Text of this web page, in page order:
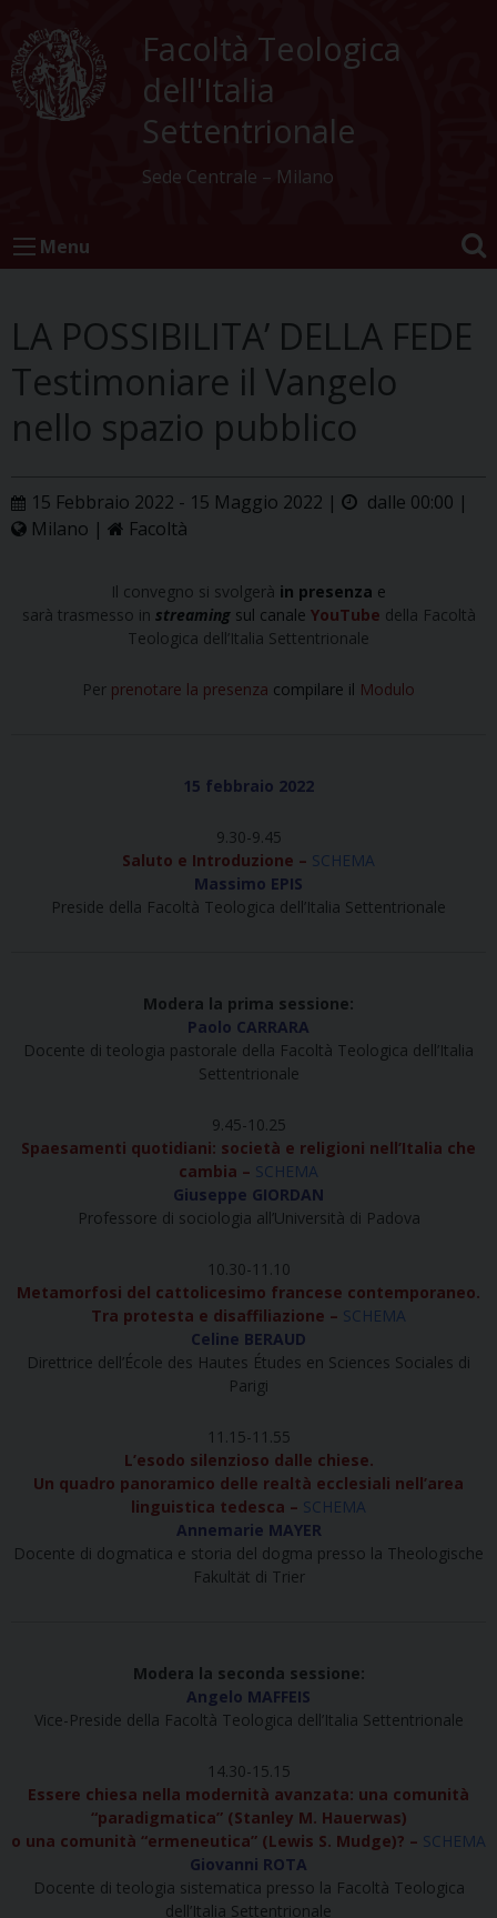
content
Facoltà Teologica
dell'Italia
Settentrionale
Sede Centrale – Milano
Menu
LA POSSIBILITA’ DELLA FEDE
Testimoniare il Vangelo
nello spazio pubblico
15 Febbraio 2022 - 15 Maggio 2022 |
dalle 00:00 |
Milano |
Facoltà
Il convegno si svolgerà in presenza e
sarà trasmesso in streaming sul canale YouTube della Facoltà
Teologica dell’Italia Settentrionale
Per prenotare la presenza compilare il Modulo
15 febbraio 2022
9.30-9.45
Saluto e Introduzione – SCHEMA
Massimo EPIS
Preside della Facoltà Teologica dell’Italia Settentrionale
Modera la prima sessione:
Paolo CARRARA
Docente di teologia pastorale della Facoltà Teologica dell’Italia
Settentrionale
9.45-10.25
Spaesamenti quotidiani: società e religioni nell’Italia che
cambia – SCHEMA
Giuseppe GIORDAN
Professore di sociologia all’Università di Padova
10.30-11.10
Metamorfosi del cattolicesimo francese contemporaneo.
Tra protesta e disaffiliazione – SCHEMA
Celine BERAUD
Direttrice dell’École des Hautes Études en Sciences Sociales di
Parigi
11.15-11.55
L’esodo silenzioso dalle chiese.
Un quadro panoramico delle realtà ecclesiali nell’area
linguistica tedesca – SCHEMA
Annemarie MAYER
Docente di dogmatica e storia del dogma presso la Theologische
Fakultät di Trier
Modera la seconda sessione:
Angelo MAFFEIS
Vice-Preside della Facoltà Teologica dell’Italia Settentrionale
14.30-15.15
Essere chiesa nella modernità avanzata: una comunità
“paradigmatica” (Stanley M. Hauerwas)
o una comunità “ermeneutica” (Lewis S. Mudge)? – SCHEMA
Giovanni ROTA
Docente di teologia sistematica presso la Facoltà Teologica
dell’Italia Settentrionale